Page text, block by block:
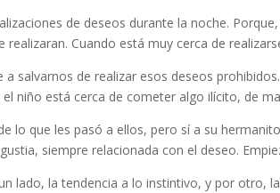
de deseos durante la noche.
realizaran. Cuando está muy cerca de
a salvarnos de realizar esos deseos
niño está cerca de cometer algo ilícito, de
lo que les pasó a ellos, pero sí a su
siempre relacionada con el deseo.
lado, la tendencia a lo instintivo, y por otro,